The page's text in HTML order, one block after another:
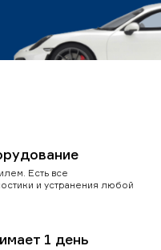
Есть все
и устранения любой
1 день